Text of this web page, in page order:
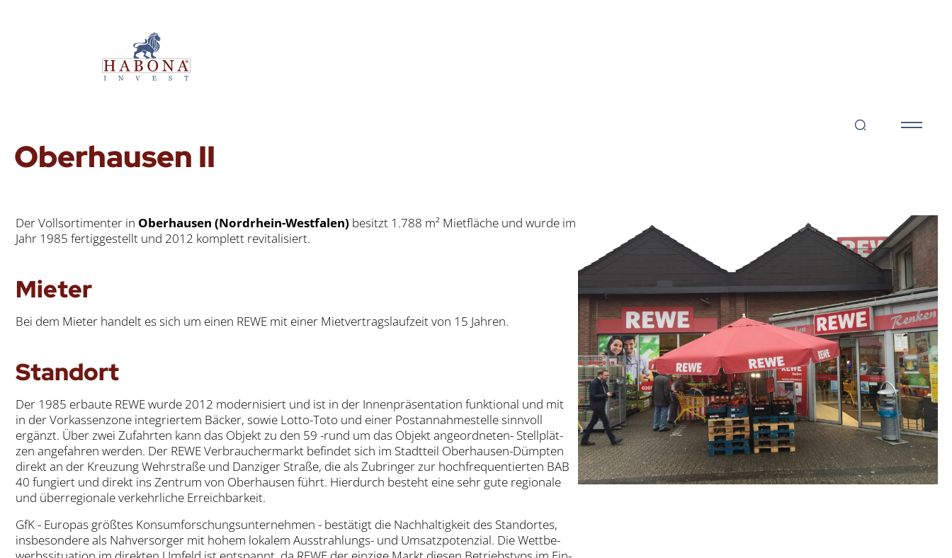
Ober­hau­sen II
Der Voll­sor­ti­men­ter in Ober­hau­sen (Nord­rhein-West­fa­len) besitzt 1.788 m² Miet­flä­che und wur­de im
Jahr 1985 fer­tig­ge­stellt und 2012 kom­plett revi­ta­li­siert.
Mie­ter
Bei dem Mie­ter han­delt es sich um einen REWE mit einer Miet­ver­trags­lauf­zeit von 15 Jah­ren.
Stand­ort
Der 1985 erbau­te REWE wur­de 2012 moder­ni­siert und ist in der Innen­prä­sen­ta­ti­on funk­tio­nal und mit
in der Vor­kas­sen­zo­ne inte­grier­tem Bäcker, sowie Lot­to-Toto und einer Post­an­nah­me­stel­le sinn­voll
ergänzt. Über zwei Zufahr­ten kann das Objekt zu den 59 -rund um das Objekt ange­ord­ne­ten- Stell­plät­
zen ange­fah­ren wer­den. Der REWE Ver­brau­cher­markt befin­det sich im Stadt­teil Ober­hau­sen-Dümp­ten
direkt an der Kreu­zung Wehr­stra­ße und Dan­zi­ger Stra­ße, die als Zubrin­ger zur hoch­fre­quen­tier­ten BAB
40 fun­giert und direkt ins Zen­trum von Ober­hau­sen führt. Hier­durch besteht eine sehr gute regio­na­le
und über­re­gio­na­le ver­kehr­li­che Erreich­bar­keit.
GfK - Euro­pas größ­tes Kon­sum­for­schungs­un­ter­neh­men - bestä­tigt die Nach­hal­tig­keit des Stand­or­tes,
ins­be­son­de­re als Nah­ver­sor­ger mit hohem loka­lem Aus­strah­lungs- und Umsatz­po­ten­zi­al. Die Wett­be­